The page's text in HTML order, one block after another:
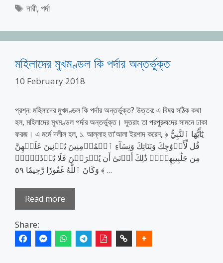
Tags
নারী,পর্দা
মহিলাদের মুখমণ্ডল কি পর্দার অন্তর্ভুক্ত
10 February 2018
প্রশ্ন: মহিলাদের মুখমণ্ডল কি পর্দার অন্তর্ভুক্ত? উত্তর: এ বিষয় সঠিক কথা
হল, মহিলাদের মুখমণ্ডল পর্দার অন্তর্ভুক্ত। সুতরাং তা পরপুরুষদের সামনে ঢাকা
ফরজ। এ মর্মে দলীল হল, ১. আল্লাহ তা‘আলা ইরশাদ করেন, ﴿ يَٰٓأَيُّهَا ٱلنَّبِيُّ
قُل لِّأَزۡوَٰجِكَ وَبَنَاتِكَ وَنِسَآءِ ٱلۡمُؤۡمِنِينَ يُدۡنِينَ عَلَيۡهِنَّ
مِن جَلَٰبِيبِهِنَّۚ ذَٰلِكَ أَدۡنَىٰٓ أَن يُعۡرَفۡنَ فَلَا يُؤۡذَيۡنَۗ
وَكَانَ ٱللَّهُ غَفُورٗا رَّحِيمٗا ٥٩ ﴾ …
Read more
Share: